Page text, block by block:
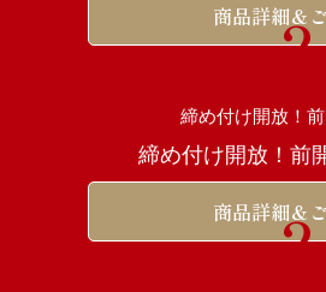
商品詳細＆
締め付け開放！前
商品詳細＆